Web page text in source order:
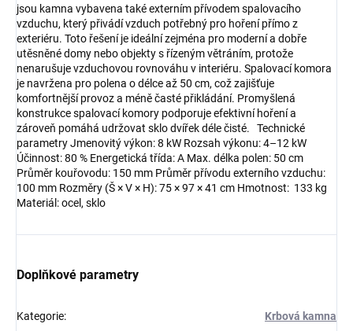
jsou kamna vybavena také externím přívodem spalovacího
vzduchu, který přivádí vzduch potřebný pro hoření přímo z
exteriéru. Toto řešení je ideální zejména pro moderní a dobře
utěsněné domy nebo objekty s řízeným větráním, protože
nenarušuje vzduchovou rovnováhu v interiéru. Spalovací komora
je navržena pro polena o délce až 50 cm, což zajišťuje
komfortnější provoz a méně časté přikládání. Promyšlená
konstrukce spalovací komory podporuje efektivní hoření a
zároveň pomáhá udržovat sklo dvířek déle čisté. Technické
parametry Jmenovitý výkon: 8 kW Rozsah výkonu: 4–12 kW
Účinnost: 80 % Energetická třída: A Max. délka polen: 50 cm
Průměr kouřovodu: 150 mm Průměr přívodu externího vzduchu:
100 mm Rozměry (Š × V × H): 75 × 97 × 41 cm Hmotnost: 133 kg
Materiál: ocel, sklo
Doplňkové parametry
Kategorie: Krbová kamna